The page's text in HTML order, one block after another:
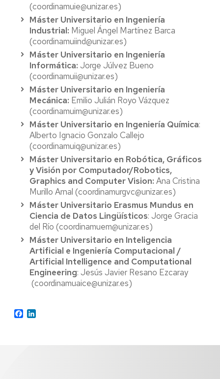
(coordinamuie@unizar.es)
Máster Universitario en Ingeniería
Industrial: Miguel Ángel Martínez Barca
(coordinamuiind@unizar.es)
Máster Universitario en Ingeniería
Informática: Jorge Júlvez Bueno
(coordinamuii@unizar.es)
Máster Universitario en Ingeniería
Mecánica: Emilio Julián Royo Vázquez
(coordinamuim@unizar.es)
Máster Universitario en Ingeniería Química:
Alberto Ignacio Gonzalo Callejo
(coordinamuiq@unizar.es)
Máster Universitario en Robótica, Gráficos
y Visión por Computador/Robotics,
Graphics and Computer Vision: Ana Cristina
Murillo Arnal (coordinamurgvc@unizar.es)
Máster Universitario Erasmus Mundus en
Ciencia de Datos Lingüísticos: Jorge Gracia
del Río (coordinamuem@unizar.es)
Máster Universitario en Inteligencia
Artificial e Ingeniería Computacional /
Artificial Intelligence and Computational
Engineering: Jesús Javier Resano Ezcaray
(coordinamuaice@unizar.es)
Facebook